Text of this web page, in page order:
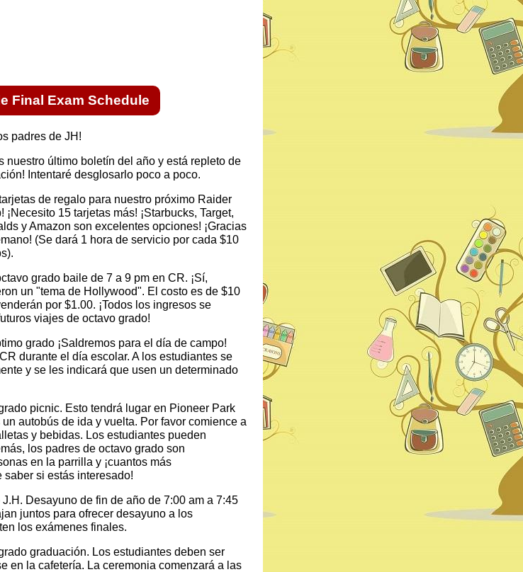
Final Exam Schedule
padres de JH!
nuestro último boletín del año y está repleto de
Intentaré desglosarlo poco a poco.
de regalo para nuestro próximo Raider
¡Necesito 15 tarjetas más! ¡Starbucks, Target,
y Amazon son excelentes opciones! ¡Gracias
(Se dará 1 hora de servicio por cada $10
grado baile de 7 a 9 pm en CR. ¡Sí,
un "tema de Hollywood". El costo es de $10
por $1.00. ¡Todos los ingresos se
viajes de octavo grado!
grado ¡Saldremos para el día de campo!
durante el día escolar. A los estudiantes se
y se les indicará que usen un determinado
picnic. Esto tendrá lugar en Pioneer Park
autobús de ida y vuelta. Por favor comience a
y bebidas. Los estudiantes pueden
los padres de octavo grado son
en la parrilla y ¡cuantos más
saber si estás interesado!
Desayuno de fin de año de 7:00 am a 7:45
juntos para ofrecer desayuno a los
los exámenes finales.
graduación. Los estudiantes deben ser
en la cafetería. La ceremonia comenzará a las